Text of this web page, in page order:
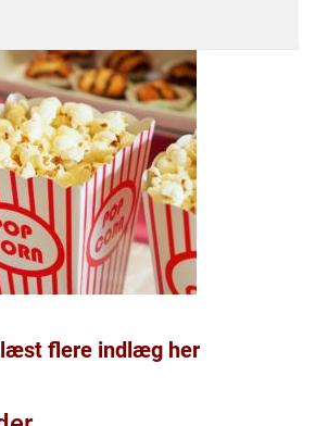
læst flere indlæg her